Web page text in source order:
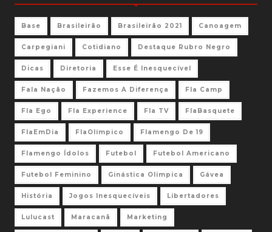
Base Brasileirão Brasileirão 2021 Canoagem
Carpegiani Cotidiano Destaque Rubro Negro
Dicas Diretoria Esse É Inesquecível
Fala Nação Fazemos A Diferença Fla Camp
Fla Ego Fla Experience Fla TV FlaBasquete
FlaEmDia FlaOlímpico Flamengo De 19
Flamengo Ídolos Futebol Futebol Americano
Futebol Feminino Ginástica Olimpica Gávea
História Jogos Inesquecíveis Libertadores
Lulucast Maracanã Marketing